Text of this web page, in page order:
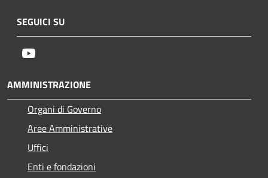
SEGUICI SU
AMMINISTRAZIONE
Organi di Governo
Aree Amministrative
Uffici
Enti e fondazioni